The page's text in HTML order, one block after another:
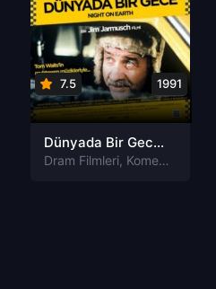
7.5 1991
Dünyada Bir Gece Night on Earth Türkçe Dublaj izle
Dram Filmleri, Komedi Filmleri